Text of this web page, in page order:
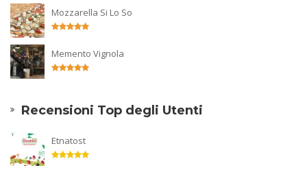
Mozzarella Si Lo So
Memento Vignola
Recensioni Top degli Utenti
Etnatost